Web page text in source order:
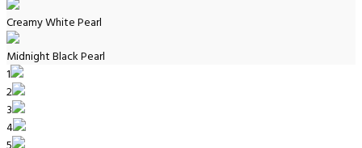
Creamy White Pearl
Midnight Black Pearl
1
2
3
4